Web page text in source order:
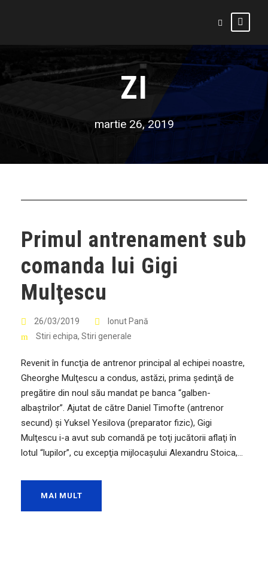
ZI
martie 26, 2019
Primul antrenament sub
comanda lui Gigi
Mulţescu
26/03/2019
Ionut Pană
Stiri echipa, Stiri generale
Revenit în funcţia de antrenor principal al echipei noastre,
Gheorghe Mulţescu a condus, astăzi, prima şedinţă de
pregătire din noul său mandat pe banca “galben-
albaştrilor”. Ajutat de către Daniel Timofte (antrenor
secund) şi Yuksel Yesilova (preparator fizic), Gigi
Mulţescu i-a avut sub comandă pe toţi jucătorii aflaţi în
lotul “lupilor”, cu excepţia mijlocaşului Alexandru Stoica,...
MAI MULT